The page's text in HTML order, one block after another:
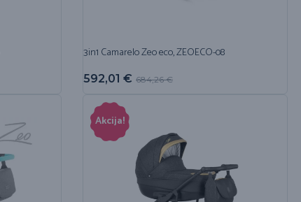
3in1 Camarelo Zeo eco, ZEOECO-08
684,26€
592,01 €
Akcija!